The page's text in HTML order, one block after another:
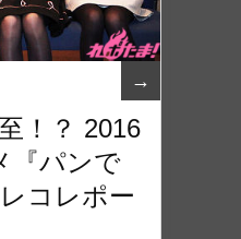
→
！？ 2016
『パンで
コレポー